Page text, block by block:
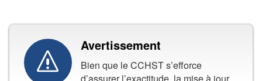
Avertissement
Bien que le CCHST s’efforce
d’assurer l’exactitude, la mise à jour